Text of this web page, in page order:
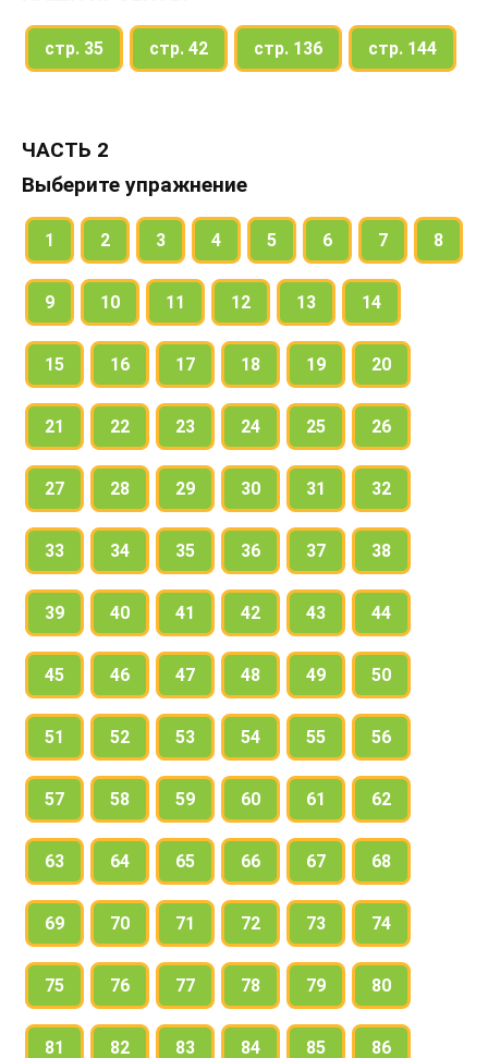
стр. 35 стр. 42 стр. 136 стр. 144
ЧАСТЬ 2
Выберите упражнение
1 2 3 4 5 6 7 8
9 10 11 12 13 14
15 16 17 18 19 20
21 22 23 24 25 26
27 28 29 30 31 32
33 34 35 36 37 38
39 40 41 42 43 44
45 46 47 48 49 50
51 52 53 54 55 56
57 58 59 60 61 62
63 64 65 66 67 68
69 70 71 72 73 74
75 76 77 78 79 80
81 82 83 84 85 86